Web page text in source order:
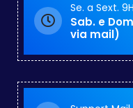
Se. a Sext.
Sab. e
via mail)